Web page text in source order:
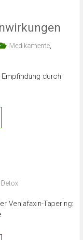
Medikamente,
durch
Detox
Venlafaxin-Tapering: